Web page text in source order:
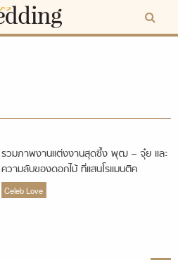
รวมภาพงานแต่งงานสุดซึ้ง พุฒ – จุ๋ย และ
ความลับของดอกไม้ ที่แสนโรแมนติค
Celeb Love